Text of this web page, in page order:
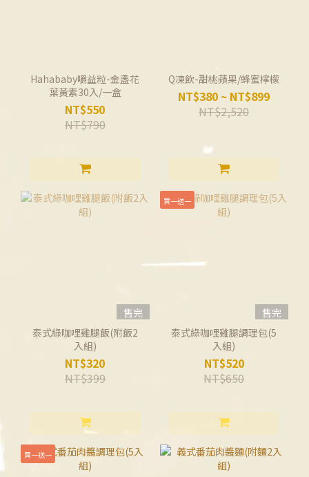
Hahababy嚼益粒-金盞花
葉黃素30入/一盒
NT$550
NT$790
Q凍飲-甜桃蘋果/蜂蜜檸檬
NT$380 ~ NT$899
NT$2,520
售完
泰式綠咖哩雞腿飯(附飯2
入組)
NT$320
NT$399
買一送一
售完
泰式綠咖哩雞腿調理包(5
入組)
NT$520
NT$650
買一送一